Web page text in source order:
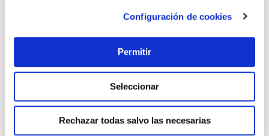
Configuración de cookies
Permitir
Seleccionar
Rechazar todas salvo las necesarias
Pintura plastica interior exterior titanit satinado 15 l
blanco
Titan
102,40 €